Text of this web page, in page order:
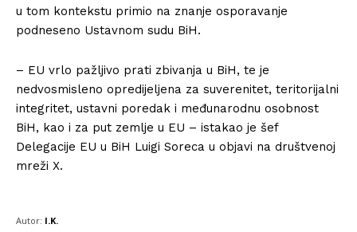
u tom kontekstu primio na znanje osporavanje
podneseno Ustavnom sudu BiH.
– EU vrlo pažljivo prati zbivanja u BiH, te je
nedvosmisleno opredijeljena za suverenitet, teritorijalni
integritet, ustavni poredak i međunarodnu osobnost
BiH, kao i za put zemlje u EU – istakao je šef
Delegacije EU u BiH Luigi Soreca u objavi na društvenoj
mreži X.
Autor: I.K.